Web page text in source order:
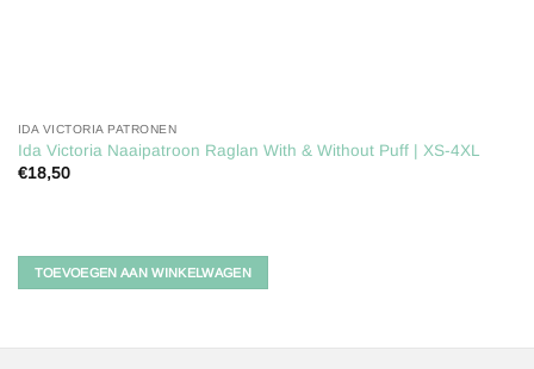
IDA VICTORIA PATRONEN
Ida Victoria Naaipatroon Raglan With & Without Puff | XS-4XL
€18,50
TOEVOEGEN AAN WINKELWAGEN